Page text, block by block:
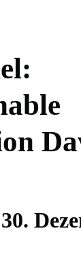
el:
able
on Da
30. Deze